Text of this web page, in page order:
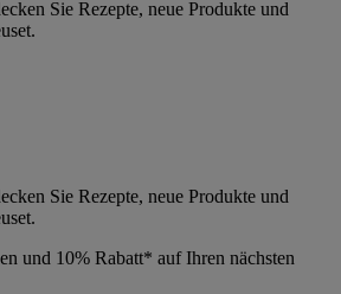
Sie Rezepte, neue Produkte und
Sie Rezepte, neue Produkte und
und 10% Rabatt* auf Ihren nächsten